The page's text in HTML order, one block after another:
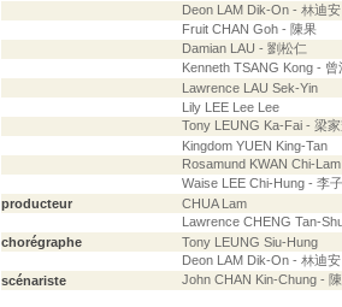
Deon LAM Dik-On - 林迪安
Fruit CHAN Goh - 陳果
Damian LAU - 劉松仁
Kenneth TSANG Kong - 曾
Lawrence LAU Sek-Yin
Lily LEE Lee Lee
Tony LEUNG Ka-Fai - 梁
Kingdom YUEN King-Tan
Rosamund KWAN Chi-
Waise LEE Chi-Hung - 李
producteur
CHUA Lam
Lawrence CHENG Tan-
chorégraphe
Tony LEUNG Siu-Hung
Deon LAM Dik-On - 林迪安
scénariste
John CHAN Kin-Chung -